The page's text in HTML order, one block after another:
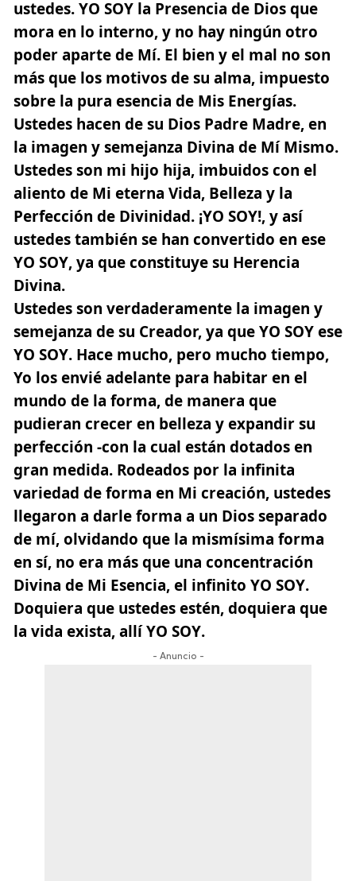
ustedes.YO SOY la Presencia de Dios que
mora en lo interno, y no hay ningún otro
poder aparte de Mí. El bien y el mal no son
más que los motivos de su alma, impuesto
sobre la pura esencia de Mis Energías.
Ustedes hacen de su Dios Padre Madre, en
la imagen y semejanza Divina de Mí Mismo.
Ustedes son mi hijo hija, imbuidos con el
aliento de Mi eterna Vida, Belleza y la
Perfección de Divinidad. ¡YO SOY!, y así
ustedes también se han convertido en ese
YO SOY, ya que constituye su Herencia
Divina.
Ustedes son verdaderamente la imagen y
semejanza de su Creador, ya queYO SOYese
YO SOY. Hace mucho, pero mucho tiempo,
Yo los envié adelante para habitar en el
mundo de la forma, de manera que
pudieran crecer en belleza y expandir su
perfección -con la cual están dotados en
gran medida. Rodeados por la infinita
variedad de forma en Mi creación, ustedes
llegaron a darle forma a un Dios separado
de mí, olvidando que la mismísima forma
en sí, no era más que una concentración
Divina de Mi Esencia, el infinito YO SOY.
Doquiera que ustedes estén, doquiera que
la vida exista, allíYO SOY.
- Anuncio -